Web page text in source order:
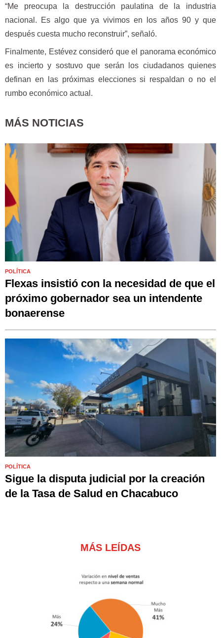
“Me preocupa la destrucción paulatina de la industria
nacional. Es algo que ya vivimos en los años 90 y que
después cuesta mucho reconstruir”, señaló.
Finalmente, Estévez consideró que el panorama económico
es incierto y sostuvo que serán los ciudadanos quienes
definan en las próximas elecciones si respaldan o no el
rumbo económico actual.
MÁS NOTICIAS
POLÍTICA
Flexas insistió con la necesidad de que el
próximo gobernador sea un intendente
bonaerense
POLÍTICA
Sigue la disputa judicial por la creación
de la Tasa de Salud en Chacabuco
MÁS LEÍDAS